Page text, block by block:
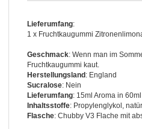
Lieferumfang:
1 x Fruchtkaugummi
Geschmack: Wenn man im
Fruchtkaugummi kaut.
Herstellungsland : England
Sucralose: Nein
Lieferumfang: 15ml Aroma in
Inhaltsstoffe: Propylenglykol,
Flasche: Chubby V3 Flache mit